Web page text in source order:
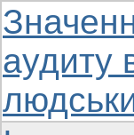
аудиту